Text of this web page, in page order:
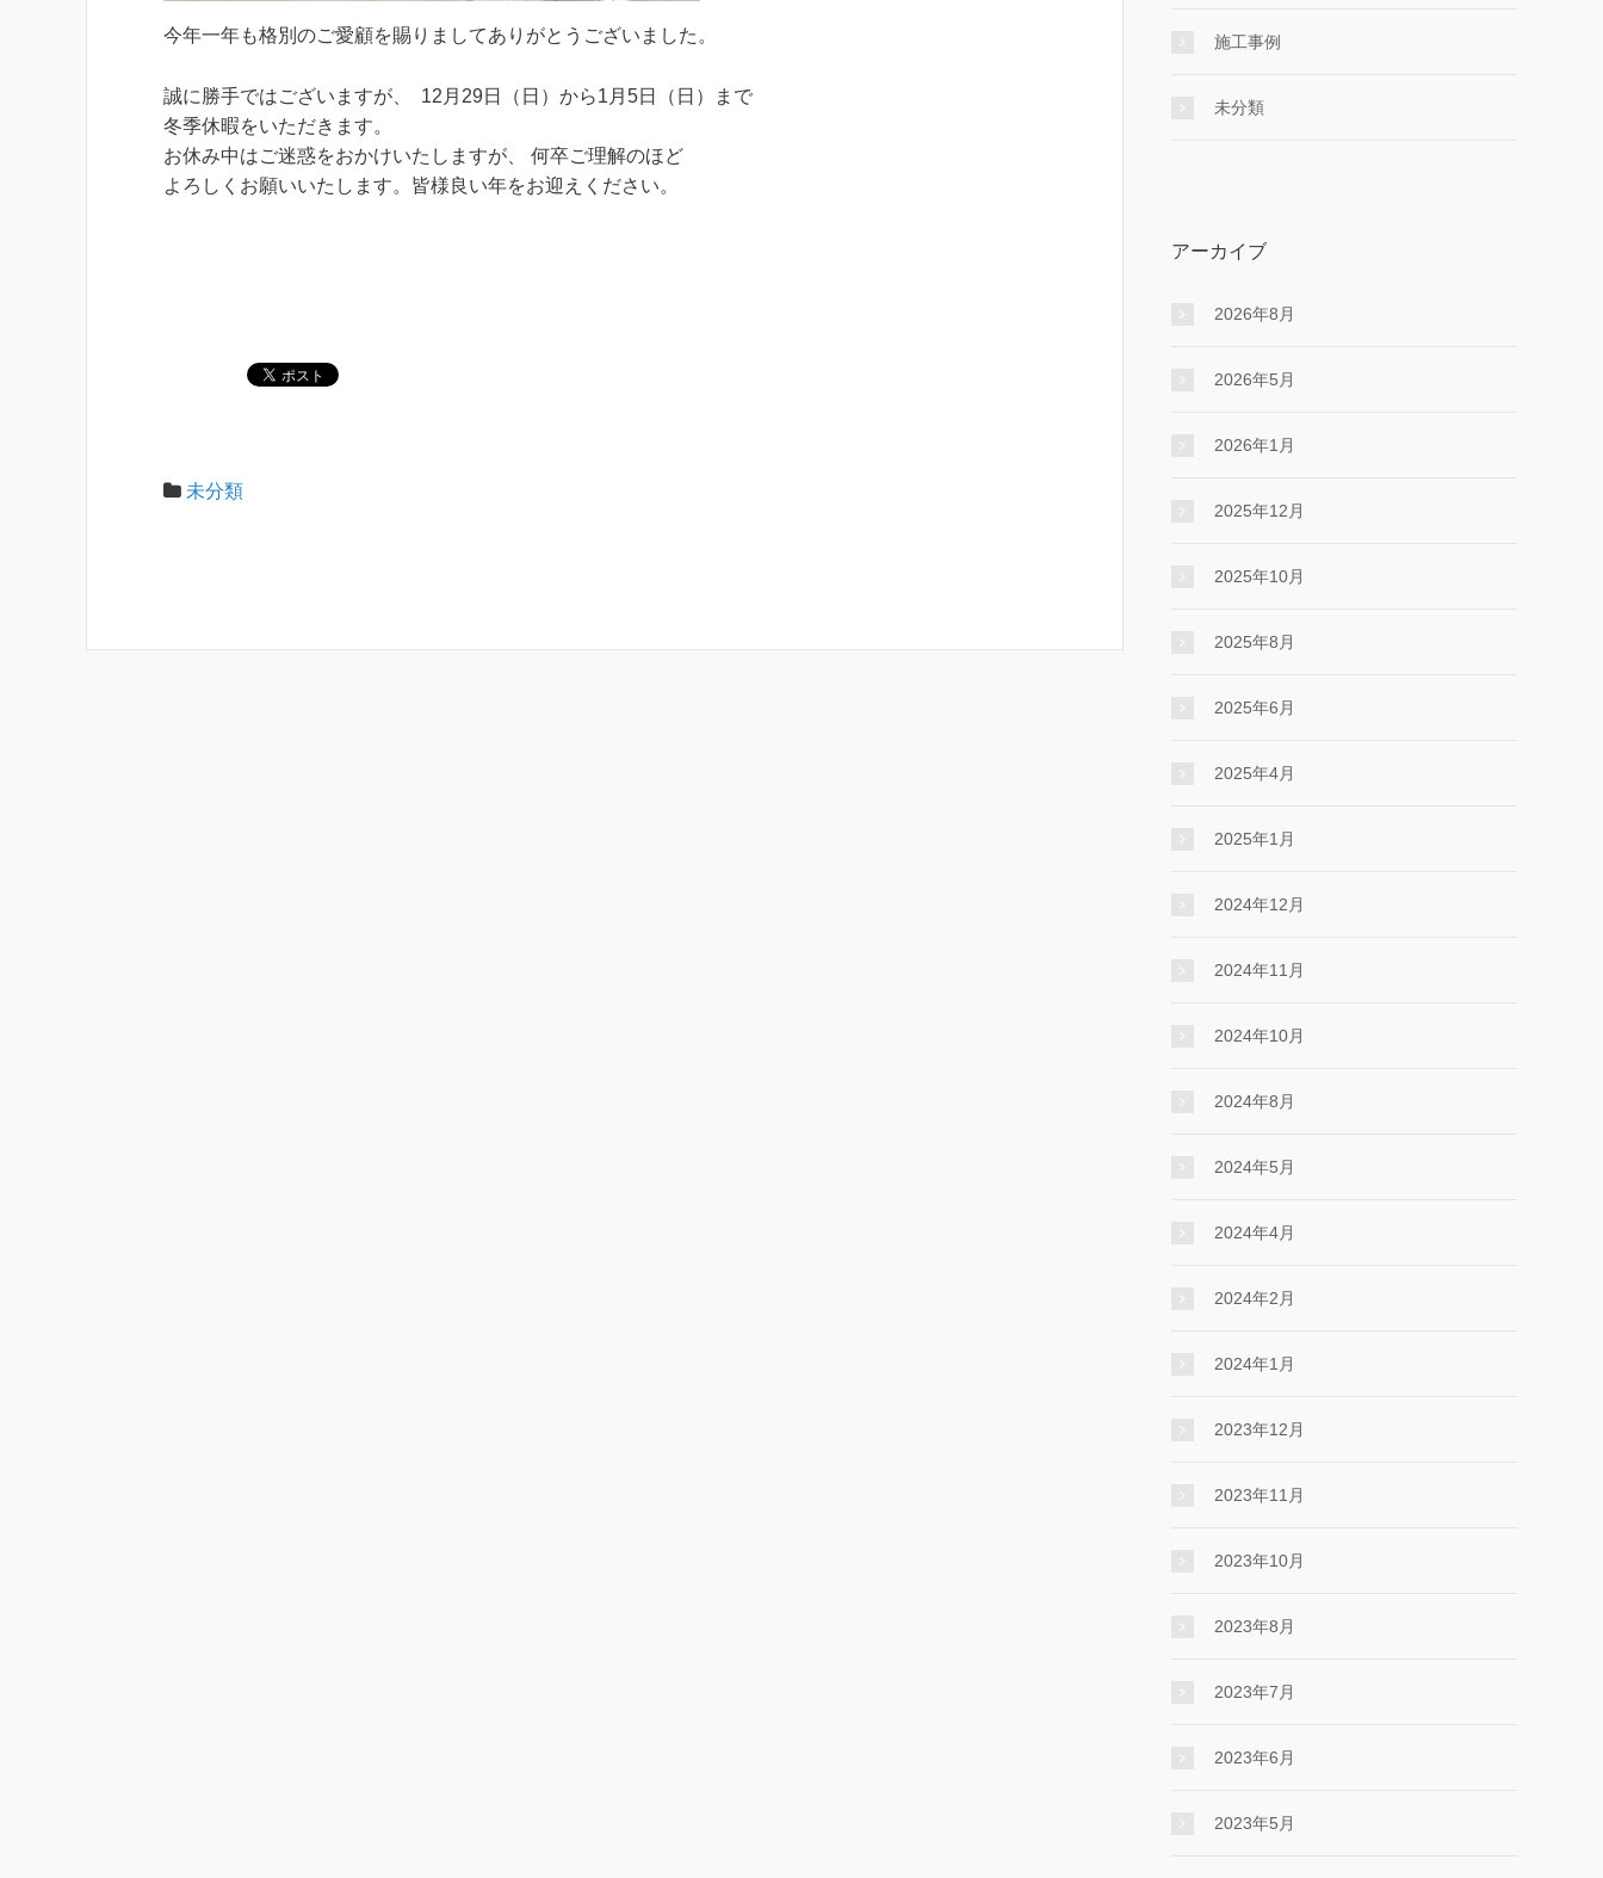
今年一年も格別のご愛顧を賜りましてありがとうございました。
誠に勝手ではございますが、 12月29日（日）から1月5日（日）まで
冬季休暇をいただきます。
お休み中はご迷惑をおかけいたしますが、 何卒ご理解のほど
よろしくお願いいたします。皆様良い年をお迎えください。
未分類
施工事例
未分類
アーカイブ
2026年8月
2026年5月
2026年1月
2025年12月
2025年10月
2025年8月
2025年6月
2025年4月
2025年1月
2024年12月
2024年11月
2024年10月
2024年8月
2024年5月
2024年4月
2024年2月
2024年1月
2023年12月
2023年11月
2023年10月
2023年8月
2023年7月
2023年6月
2023年5月